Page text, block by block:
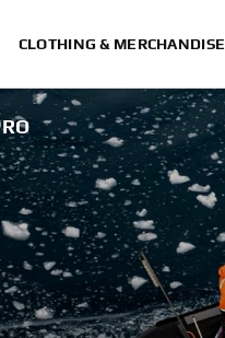
CLOTHING & MERCHANDISE